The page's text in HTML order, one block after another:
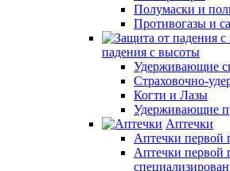
Полумаски и
Противогазы и
падения с высоты
Удерживающие
Страховочно-
Когти и Лазы
Удерживающие
Аптечки
Аптечки первой
Аптечки первой